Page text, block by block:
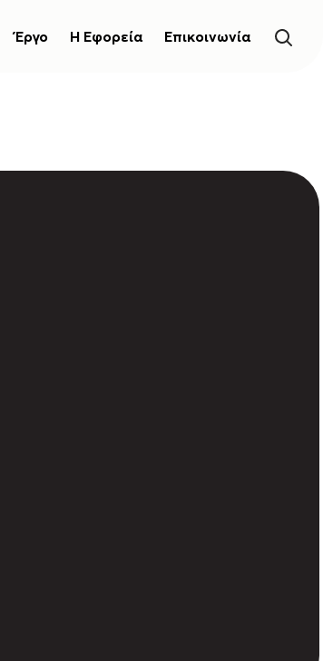
Έργο Η Εφορεία Επικοινωνία